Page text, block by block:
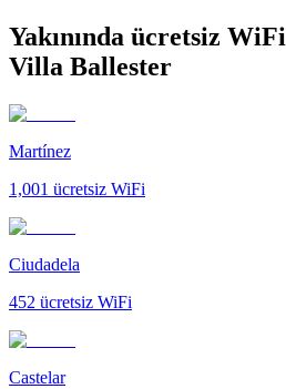
Yakınında ücretsiz
Villa Ballester
Martínez
1,001 ücretsiz WiFi
Ciudadela
452 ücretsiz WiFi
Castelar